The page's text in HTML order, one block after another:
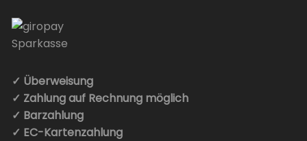
✓ Überweisung
✓ Zahlung auf Rechnung möglich
✓ Barzahlung
✓ EC-Kartenzahlung